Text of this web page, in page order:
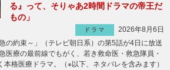
る』って、そりゃあ2時間ドラマの帝王だ
もの」
ドラマ
2026年8月6日
の約束～」（テレビ朝日系）の第5話が4日に放送
療の最前線でもがく、若き救命医・救急隊員・
格医療ドラマ。（※以下、ネタバレを含みます）